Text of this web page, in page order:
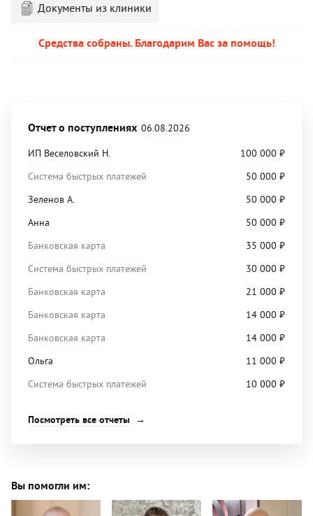
Документы из клиники
Средства собраны. Благодарим Вас за помощь!
Отчет о поступлениях 06.08.2026
ИП Веселовский Н.
100 000 ₽
Система быстрых платежей
50 000 ₽
Зеленов А.
50 000 ₽
Анна
50 000 ₽
Банковская карта
35 000 ₽
Система быстрых платежей
30 000 ₽
Банковская карта
21 000 ₽
Банковская карта
14 000 ₽
Банковская карта
14 000 ₽
Ольга
11 000 ₽
Система быстрых платежей
10 000 ₽
Посмотреть все отчеты
Вы помогли им: